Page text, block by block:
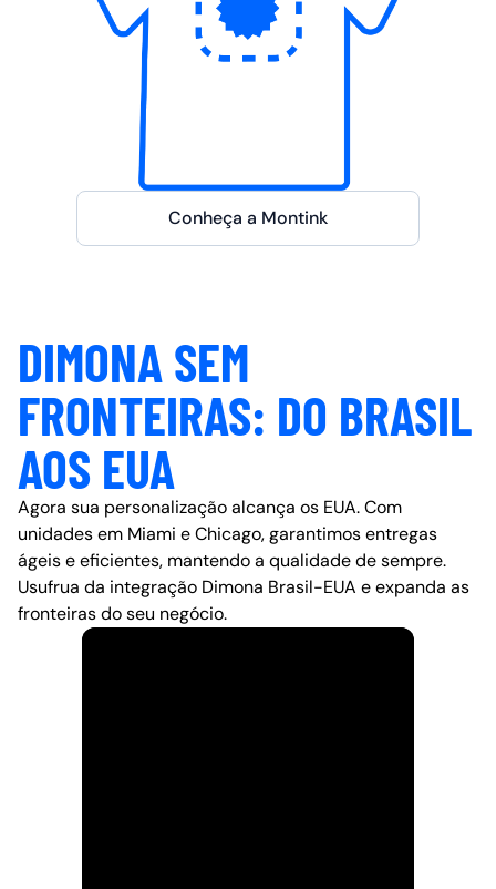
Conheça a Montink
DIMONA SEM
FRONTEIRAS: DO BRASIL
AOS EUA
Agora sua personalização alcança os EUA. Com
unidades em Miami e Chicago, garantimos entregas
ágeis e eficientes, mantendo a qualidade de sempre.
Usufrua da integração Dimona Brasil-EUA e expanda as
fronteiras do seu negócio.